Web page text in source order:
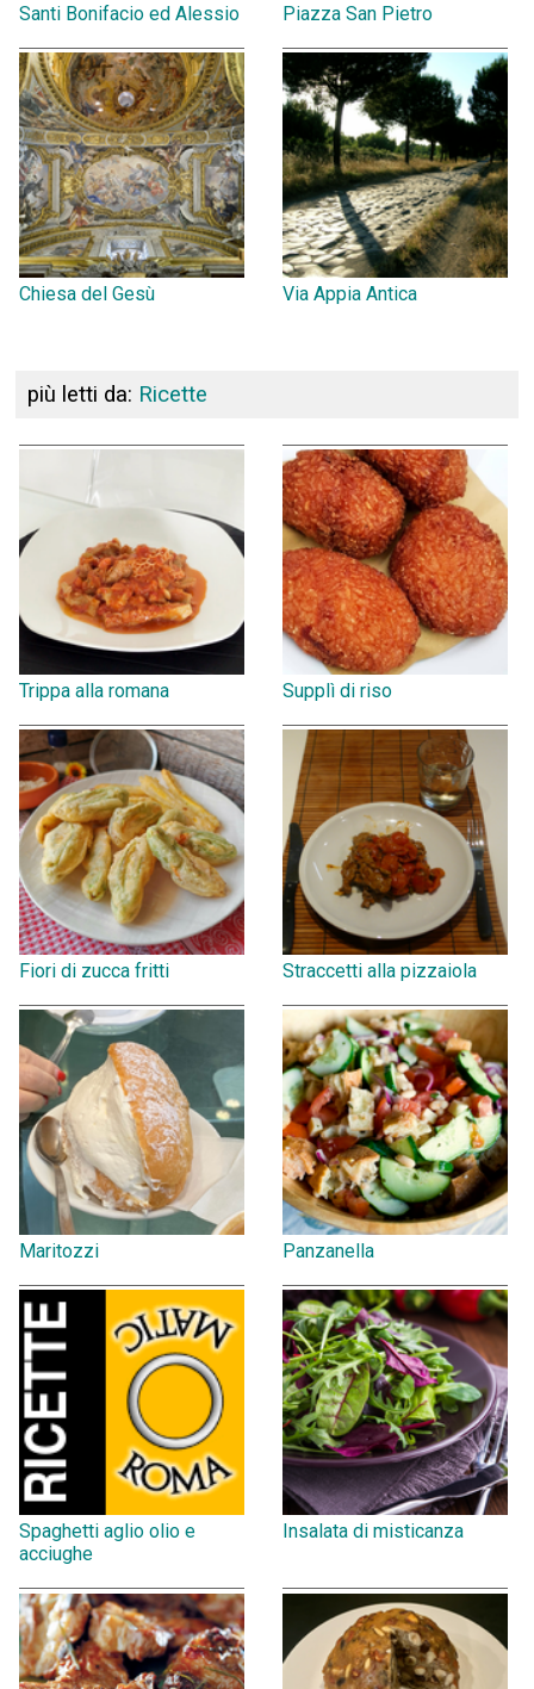
Santi Bonifacio ed Alessio Piazza San Pietro
Chiesa del Gesù Via Appia Antica
più letti da: Ricette
Trippa alla romana Supplì di riso
Fiori di zucca fritti Straccetti alla pizzaiola
Maritozzi Panzanella
Spaghetti aglio olio e
acciughe
Insalata di misticanza